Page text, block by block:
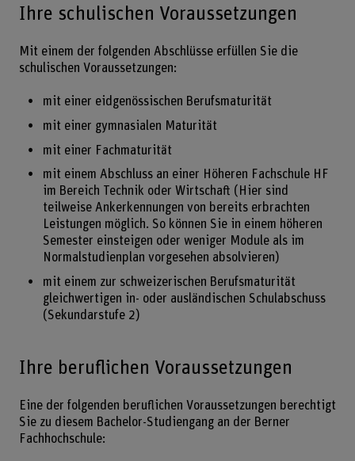
Ihre schulischen Voraussetzungen
Mit einem der folgenden Abschlüsse erfüllen Sie die
schulischen Voraussetzungen:
mit einer eidgenössischen Berufsmaturität
mit einer gymnasialen Maturität
mit einer Fachmaturität
mit einem Abschluss an einer Höheren Fachschule HF
im Bereich Technik oder Wirtschaft (Hier sind
teilweise Ankerkennungen von bereits erbrachten
Leistungen möglich. So können Sie in einem höheren
Semester einsteigen oder weniger Module als im
Normalstudienplan vorgesehen absolvieren)
mit einem zur schweizerischen Berufsmaturität
gleichwertigen in- oder ausländischen Schulabschuss
(Sekundarstufe 2)
Ihre beruflichen Voraussetzungen
Eine der folgenden beruflichen Voraussetzungen berechtigt
Sie zu diesem Bachelor-Studiengang an der Berner
Fachhochschule: